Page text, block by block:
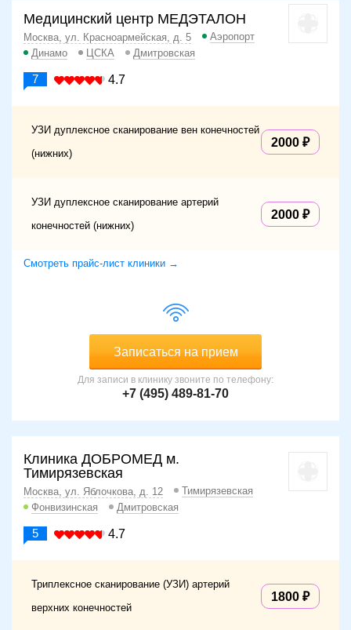
Медицинский центр МЕДЭТАЛОН
Москва, ул. Красноармейская, д. 5
Аэропорт
Динамо
ЦСКА Дмитровская
7 4.7
УЗИ дуплексное сканирование вен конечностей
(нижних)
2000
УЗИ дуплексное сканирование артерий
конечностей (нижних)
2000
Смотреть прайс-лист клиники →
Записаться на прием
Для записи в клинику звоните по телефону:
+7 (495) 489-81-70
Клиника ДОБРОМЕД м.
Тимирязевская
Москва, ул. Яблочкова, д. 12
Тимирязевская
Фонвизинская
Дмитровская
5 4.7
Триплексное сканирование (УЗИ) артерий
верхних конечностей
1800